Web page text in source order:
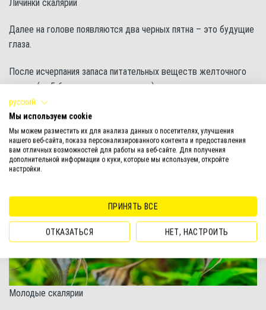
Личинки скалярии
Далее на голове появляются два черных пятна – это будущие
глаза.
После исчерпания запаса питательных веществ желточного
мешка (на 5-6 день после появления), личинки становятся
мальками и начинают самостоятельно плавать и питаться.
Молодые скалярии
русский
Мы используем cookie
Мы можем разместить их для анализа данных о посетителях, улучшения
нашего веб-сайта, показа персонализированного контента и предоставления
вам отличных возможностей для работы на веб-сайте. Для получения
дополнительной информации о куки, которые мы используем, откройте
настройки.
ПРИНЯТЬ ВСЕ
ОТКАЗАТЬСЯ НЕТ, НАСТРОИТЬ